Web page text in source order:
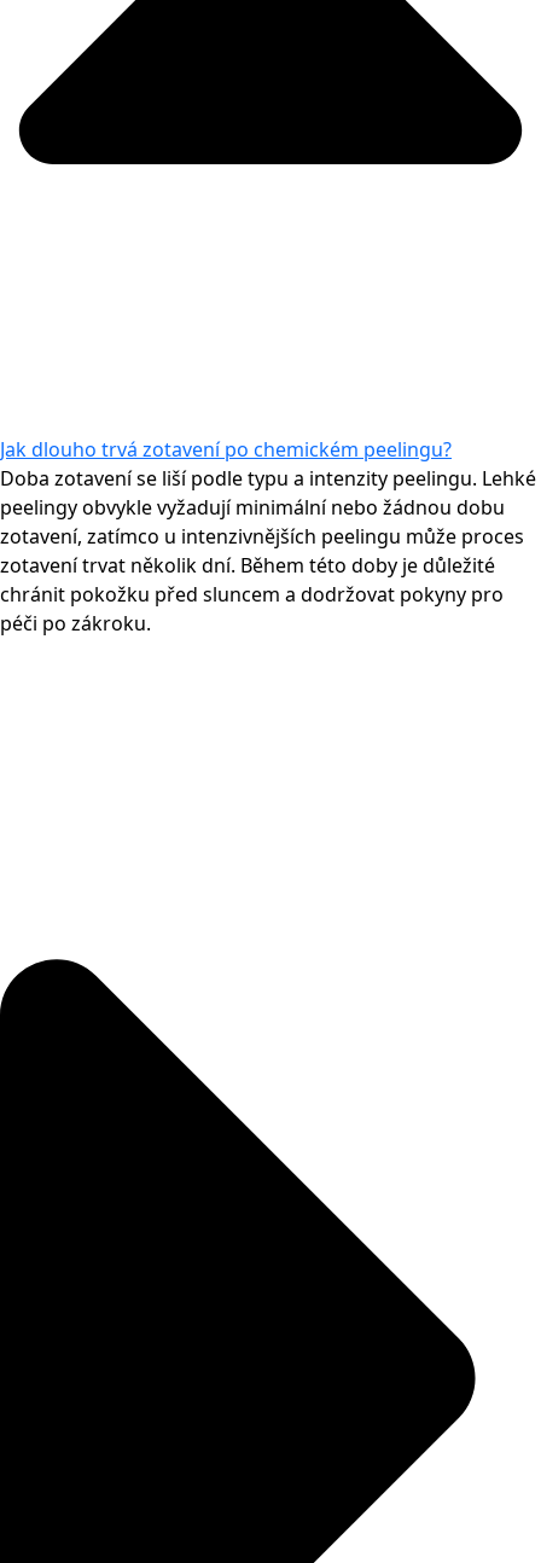
Jak dlouho trvá zotavení po chemickém peelingu?
Doba zotavení se liší podle typu a intenzity peelingu. Lehké
peelingy obvykle vyžadují minimální nebo žádnou dobu
zotavení, zatímco u intenzivnějších peelingu může proces
zotavení trvat několik dní. Během této doby je důležité
chránit pokožku před sluncem a dodržovat pokyny pro
péči po zákroku.